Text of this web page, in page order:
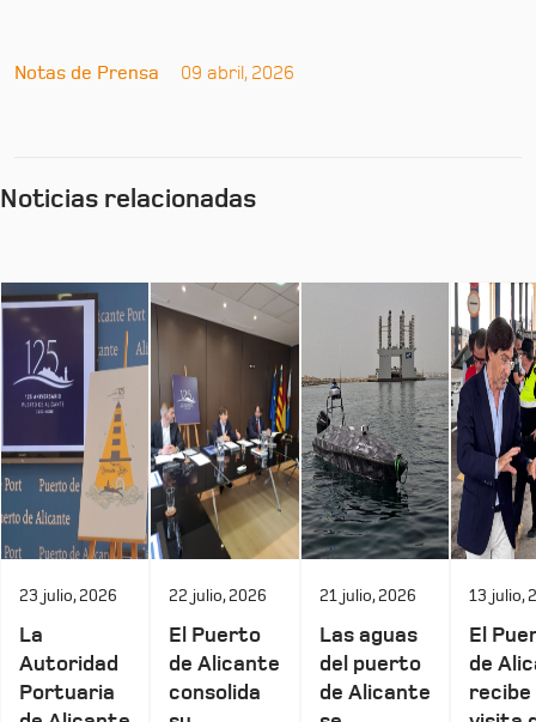
Notas de Prensa 09 abril, 2026
Noticias relacionadas
23 julio, 2026
La
Autoridad
Portuaria
22 julio, 2026
El Puerto
de Alicante
consolida
21 julio, 2026
Las aguas
del puerto
de Alicante
13 julio,
El
de
recibe